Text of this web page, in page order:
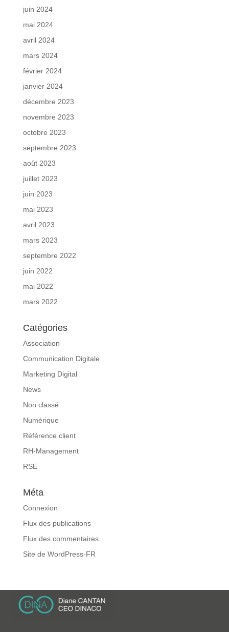
juin 2024
mai 2024
avril 2024
mars 2024
février 2024
janvier 2024
décembre 2023
novembre 2023
octobre 2023
septembre 2023
août 2023
juillet 2023
juin 2023
mai 2023
avril 2023
mars 2023
septembre 2022
juin 2022
mai 2022
mars 2022
Catégories
Association
Communication Digitale
Marketing Digital
News
Non classé
Numérique
Référence client
RH-Management
RSE
Méta
Connexion
Flux des publications
Flux des commentaires
Site de WordPress-FR